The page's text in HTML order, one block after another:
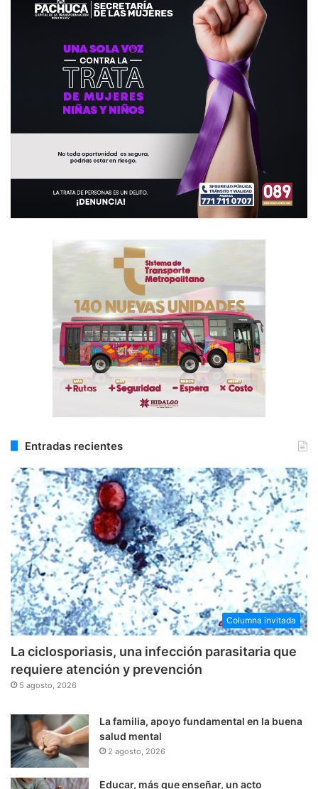
Entradas recientes
Columna invitada
La ciclosporiasis, una infección parasitaria que
requiere atención y prevención
5 agosto, 2026
La familia, apoyo fundamental en la buena
salud mental
2 agosto, 2026
Educar, más que enseñar, un acto